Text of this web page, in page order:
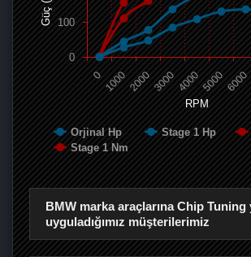
RPM
Orjinal Hp Stage 1 Hp
Stage 1 Nm
0 100020003000 400050006000
0
100
BMW marka araçlarına Chip Tuning
uyguladığımız müşterilerimiz